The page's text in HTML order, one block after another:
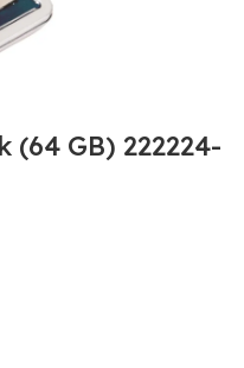
(64 GB) 222224-